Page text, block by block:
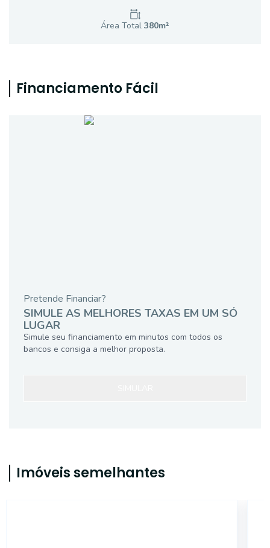
Área Total 380m²
Financiamento Fácil
Pretende Financiar?
SIMULE AS MELHORES TAXAS EM UM SÓ
LUGAR
Simule seu financiamento em minutos com todos os
bancos e consiga a melhor proposta.
Imóveis semelhantes